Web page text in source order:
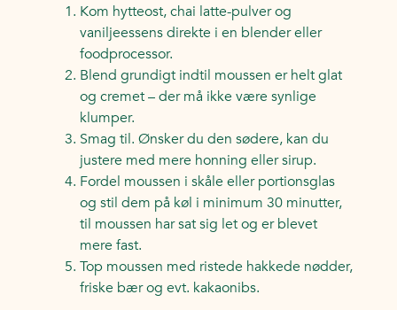
Kom hytteost, chai latte-pulver og
vaniljeessens direkte i en blender eller
foodprocessor.
Blend grundigt indtil moussen er helt glat
og cremet – der må ikke være synlige
klumper.
Smag til. Ønsker du den sødere, kan du
justere med mere honning eller sirup.
Fordel moussen i skåle eller portionsglas
og stil dem på køl i minimum 30 minutter,
til moussen har sat sig let og er blevet
mere fast.
Top moussen med ristede hakkede nødder,
friske bær og evt. kakaonibs.